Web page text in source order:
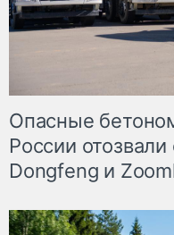
Опасные
России
Dongfeng и